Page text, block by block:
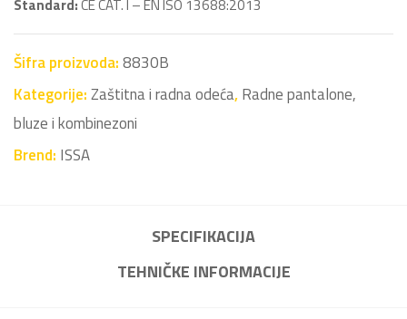
Standard:CE CAT. I – EN ISO 13688:2013
Šifra proizvoda:8830B
Kategorije:Zaštitna i radna odeća,Radne pantalone,
bluze i kombinezoni
Brend: ISSA
SPECIFIKACIJA
TEHNIČKE INFORMACIJE